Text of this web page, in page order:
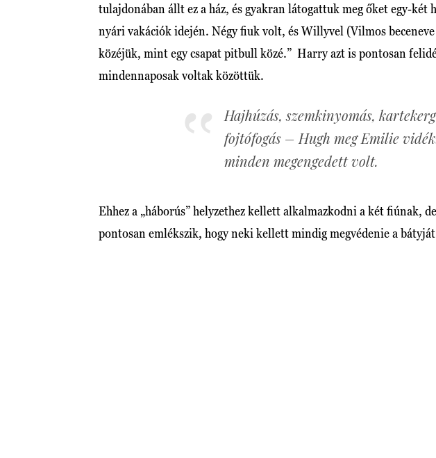
tulajdonában állt ez a ház, és gyakran látogattuk meg őket egy-két
nyári vakációk idején. Négy fiuk volt, és Willyvel (Vilmos
közéjük, mint egy csapat pitbull közé.” Harry azt is pontosan
mindennaposak voltak közöttük.
Hajhúzás, szemkinyomás,
fojtófogás – Hugh meg Emilie
minden megengedett volt.
Ehhez a „háborús” helyzethez kellett alkalmazkodni a két fiúnak,
pontosan emlékszik, hogy neki kellett mindig megvédenie a